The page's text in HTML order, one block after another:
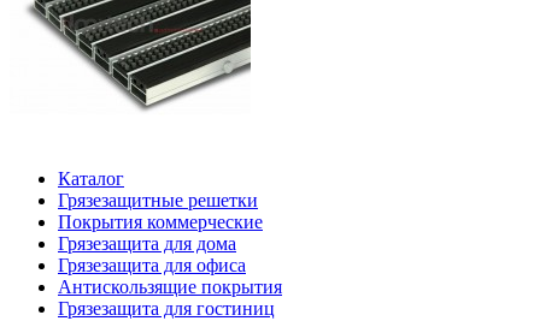
Каталог
Грязезащитные решетки
Покрытия коммерческие
Грязезащита для дома
Грязезащита для офиса
Антискользящие покрытия
Грязезащита для гостиниц